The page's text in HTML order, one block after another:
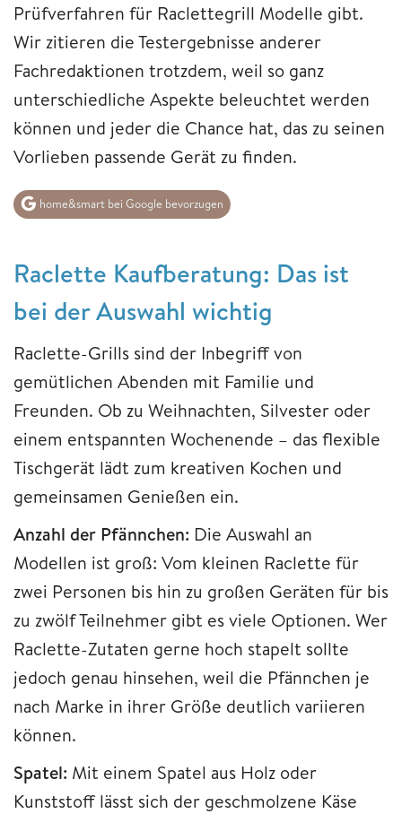
Prüfverfahren für Raclettegrill Modelle gibt.
Wir zitieren die Testergebnisse anderer
Fachredaktionen trotzdem, weil so ganz
unterschiedliche Aspekte beleuchtet werden
können und jeder die Chance hat, das zu seinen
Vorlieben passende Gerät zu finden.
home&smart bei Google bevorzugen
Raclette Kaufberatung: Das ist
bei der Auswahl wichtig
Raclette-Grills sind der Inbegriff von
gemütlichen Abenden mit Familie und
Freunden. Ob zu Weihnachten, Silvester oder
einem entspannten Wochenende – das flexible
Tischgerät lädt zum kreativen Kochen und
gemeinsamen Genießen ein.
Anzahl der Pfännchen: Die Auswahl an
Modellen ist groß: Vom kleinen Raclette für
zwei Personen bis hin zu großen Geräten für bis
zu zwölf Teilnehmer gibt es viele Optionen. Wer
Raclette-Zutaten gerne hoch stapelt sollte
jedoch genau hinsehen, weil die Pfännchen je
nach Marke in ihrer Größe deutlich variieren
können.
Spatel: Mit einem Spatel aus Holz oder
Kunststoff lässt sich der geschmolzene Käse